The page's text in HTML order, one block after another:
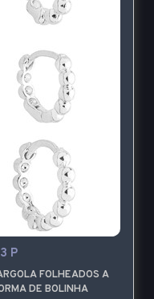
P
FOLHEADOS A
DE BOLINHA